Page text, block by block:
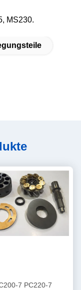
MS230.
7 PC220-7